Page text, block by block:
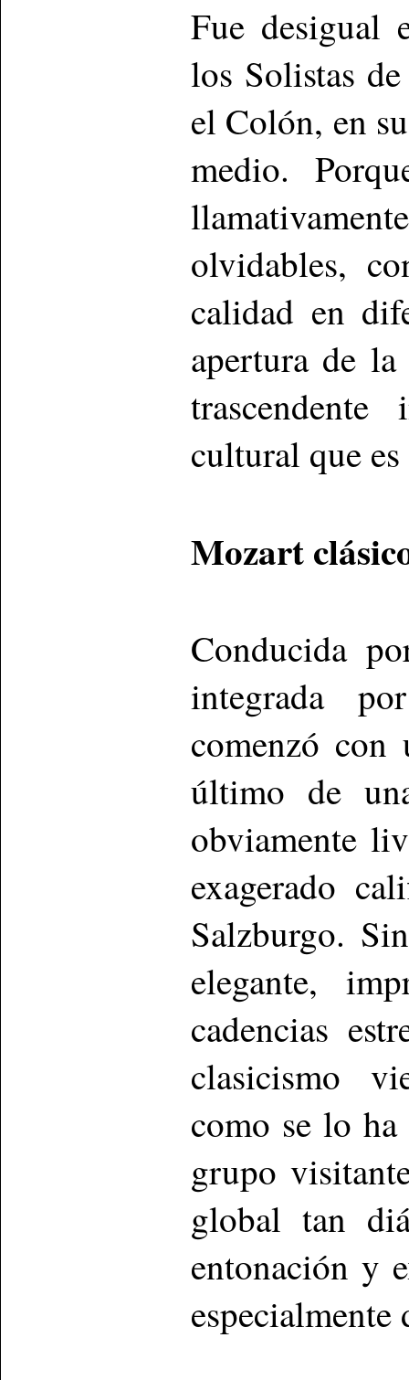
Fue desigual
los Solistas
el Colón, en
medio.
olvidables,
calidad en
apertura de la
cultural que
Mozart
Conducida
integrada
comenzó
último de
obviamente
exagerado
Salzburgo.
elegante,
cadencias
clasicismo
como se lo
grupo
global tan
entonación y
especialmente